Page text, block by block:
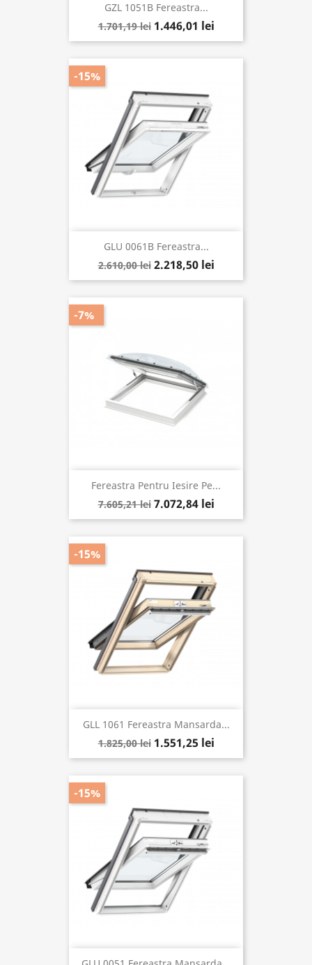
GZL 1051B Fereastra...
1.701,19 lei 1.446,01 lei
GLU 0061B Fereastra...
2.610,00 lei 2.218,50 lei
-15%
Fereastra Pentru Iesire Pe...
7.605,21 lei 7.072,84 lei
-7%
GLL 1061 Fereastra Mansarda...
1.825,00 lei 1.551,25 lei
-15%
-15%